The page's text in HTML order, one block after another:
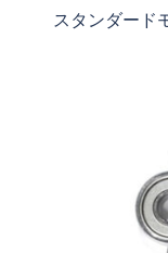
スタンダード